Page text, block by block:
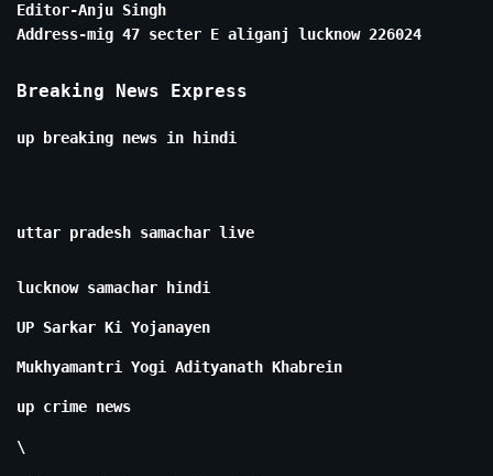
Editor-Anju Singh
Address-mig 47 secter E aliganj lucknow 226024
Breaking News Express
up breaking news in hindi
uttar pradesh samachar live
lucknow samachar hindi
UP Sarkar Ki Yojanayen
Mukhyamantri Yogi Adityanath Khabrein
up crime news
\